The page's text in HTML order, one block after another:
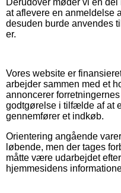
at aflevere en anmeldelse
desuden burde anvendes
er.
Vores website er
arbejder sammen med et
annoncerer
godtgørelse i tilfælde af at
gennemfører et indkøb.
Orientering angående
løbende, men der tages
måtte være udarbejdet
hjemmesidens